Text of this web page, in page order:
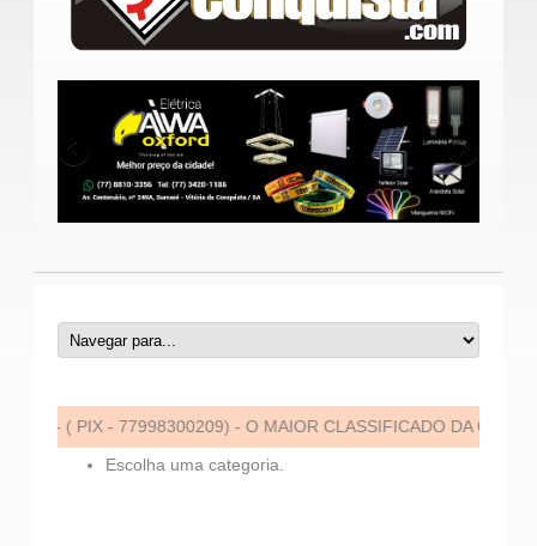
PIX - 77998300209) - O MAIOR CLASSIFICADO DA CIDADE! -
Escolha uma categoria.